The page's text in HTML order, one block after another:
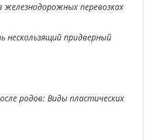
железнодорожных перевозках
нескользящий придверный
родов: Виды пластических